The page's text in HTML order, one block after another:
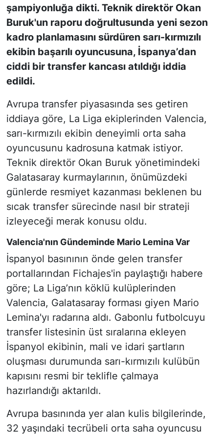
şampiyonluğa dikti. Teknik direktör Okan
Buruk'un raporu doğrultusunda yeni sezon
kadro planlamasını sürdüren sarı-kırmızılı
ekibin başarılı oyuncusuna, İspanya’dan
ciddi bir transfer kancası atıldığı iddia
edildi.
Avrupa transfer piyasasında ses getiren
iddiaya göre, La Liga ekiplerinden Valencia,
sarı-kırmızılı ekibin deneyimli orta saha
oyuncusunu kadrosuna katmak istiyor.
Teknik direktör Okan Buruk yönetimindeki
Galatasaray kurmaylarının, önümüzdeki
günlerde resmiyet kazanması beklenen bu
sıcak transfer sürecinde nasıl bir strateji
izleyeceği merak konusu oldu.
Valencia'nın Gündeminde Mario Lemina Var
İspanyol basınının önde gelen transfer
portallarından Fichajes'in paylaştığı habere
göre; La Liga’nın köklü kulüplerinden
Valencia, Galatasaray forması giyen Mario
Lemina'yı radarına aldı. Gabonlu futbolcuyu
transfer listesinin üst sıralarına ekleyen
İspanyol ekibinin, mali ve idari şartların
oluşması durumunda sarı-kırmızılı kulübün
kapısını resmi bir teklifle çalmaya
hazırlandığı aktarıldı.
Avrupa basınında yer alan kulis bilgilerinde,
32 yaşındaki tecrübeli orta saha oyuncusu